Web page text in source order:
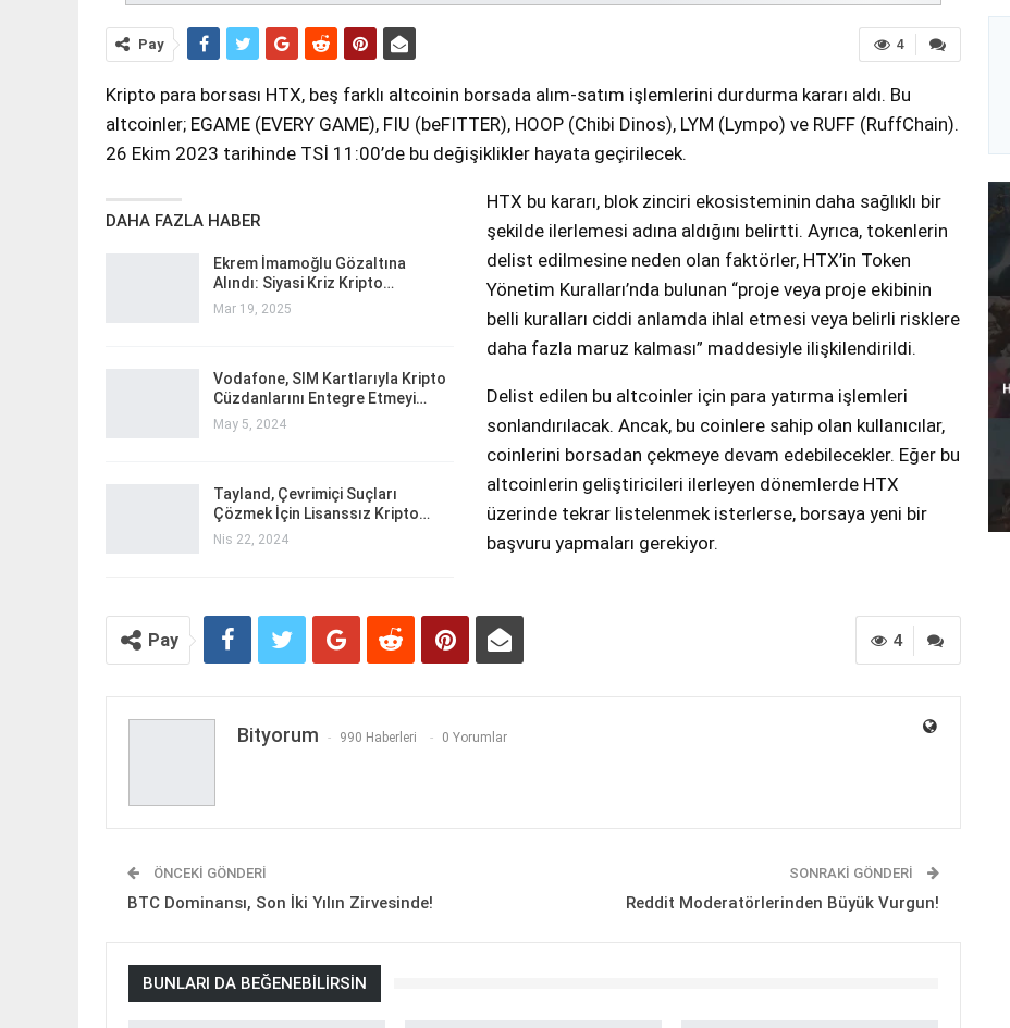
4
Pay
Kripto para borsası HTX, beş farklı altcoinin borsada alım-satım işlemlerini durdurma kararı aldı. Bu
altcoinler; EGAME (EVERY GAME), FIU (beFITTER), HOOP (Chibi Dinos), LYM (Lympo) ve RUFF (RuffChain).
26 Ekim 2023 tarihinde TSİ 11:00’de bu değişiklikler hayata geçirilecek.
DAHA FAZLA HABER
Ekrem İmamoğlu Gözaltına
Alındı: Siyasi Kriz Kripto…
Mar 19, 2025
Vodafone, SIM Kartlarıyla Kripto
Cüzdanlarını Entegre Etmeyi…
May 5, 2024
Tayland, Çevrimiçi Suçları
Çözmek İçin Lisanssız Kripto…
Nis 22, 2024
HTX bu kararı, blok zinciri ekosisteminin daha sağlıklı bir
şekilde ilerlemesi adına aldığını belirtti. Ayrıca, tokenlerin
delist edilmesine neden olan faktörler, HTX’in Token
Yönetim Kuralları’nda bulunan “proje veya proje ekibinin
belli kuralları ciddi anlamda ihlal etmesi veya belirli risklere
daha fazla maruz kalması” maddesiyle ilişkilendirildi.
Delist edilen bu altcoinler için para yatırma işlemleri
sonlandırılacak. Ancak, bu coinlere sahip olan kullanıcılar,
coinlerini borsadan çekmeye devam edebilecekler. Eğer bu
altcoinlerin geliştiricileri ilerleyen dönemlerde HTX
üzerinde tekrar listelenmek isterlerse, borsaya yeni bir
başvuru yapmaları gerekiyor.
4
Pay
Bityorum 990 Haberleri 0 Yorumlar
ÖNCEKI GÖNDERI
BTC Dominansı, Son İki Yılın Zirvesinde!
SONRAKI GÖNDERI
Reddit Moderatörlerinden Büyük Vurgun!
BUNLARI DA BEĞENEBILIRSIN